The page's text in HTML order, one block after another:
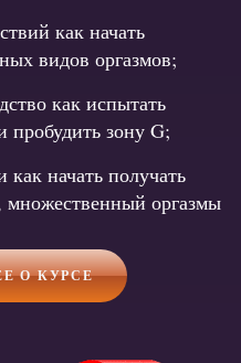
как начать
видов оргазмов;
как испытать
пробудить зону G;
начать получать
оргазмы
О КУРСЕ